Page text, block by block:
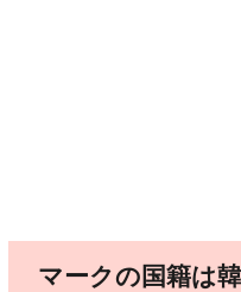
マークの国籍は